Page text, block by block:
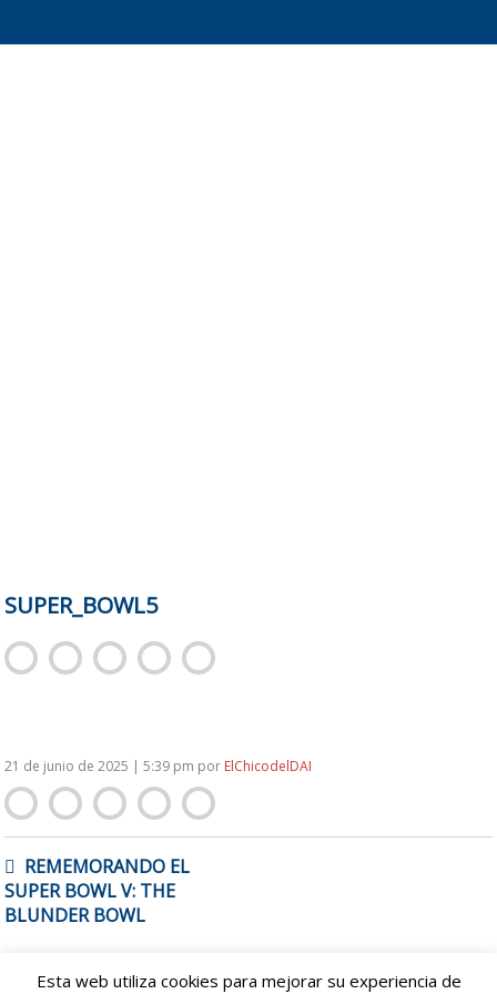
SUPER_BOWL5
21 de junio de 2025 | 5:39 pm por ElChicodelDAI
DE
ENTRADAS
REMEMORANDO EL
SUPER BOWL V: THE
BLUNDER BOWL
Esta web utiliza cookies para mejorar su experiencia de